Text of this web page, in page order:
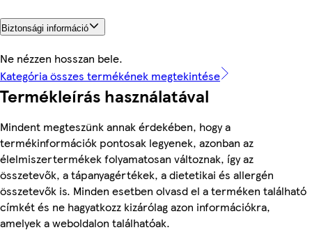
Biztonsági információ
Ne nézzen hosszan bele.
Kategória összes termékének megtekintése
Termékleírás használatával
Mindent megteszünk annak érdekében, hogy a
termékinformációk pontosak legyenek, azonban az
élelmiszertermékek folyamatosan változnak, így az
összetevők, a tápanyagértékek, a dietetikai és allergén
összetevők is. Minden esetben olvasd el a terméken található
címkét és ne hagyatkozz kizárólag azon információkra,
amelyek a weboldalon találhatóak.